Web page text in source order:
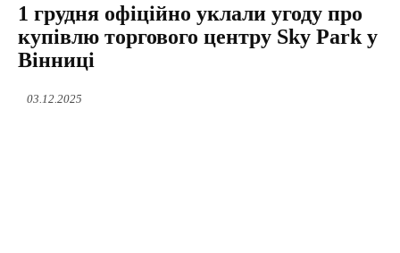
1 грудня офіційно уклали угоду про
купівлю торгового центру Sky Park у
Вінниці
03.12.2025